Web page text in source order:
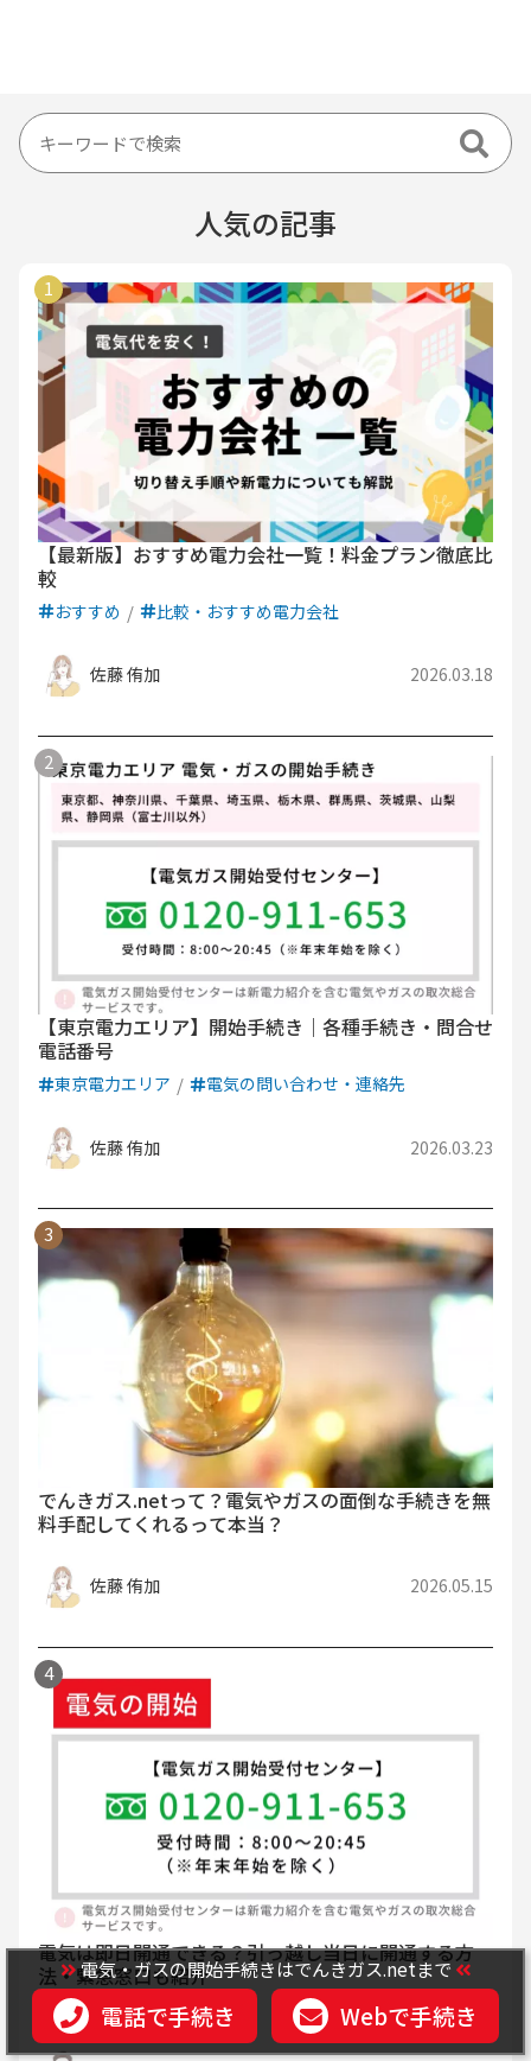
人気の記事
【最新版】おすすめ電力会社一覧！料金プラン徹底比
較
おすすめ 比較・おすすめ電力会社
佐藤 侑加 2026.03.18
【東京電力エリア】開始手続き｜各種手続き・問合せ
電話番号
東京電力エリア 電気の問い合わせ・連絡先
佐藤 侑加 2026.03.23
でんきガス.netって？電気やガスの面倒な手続きを無
料手配してくれるって本当？
佐藤 侑加 2026.05.15
電気は即日開通できる？引っ越し当日に開通する方
法・緊急窓口も紹介
電気の即日開通
電気・ガスの開始手続きはでんきガス.netまで
電話で手続き Webで手続き